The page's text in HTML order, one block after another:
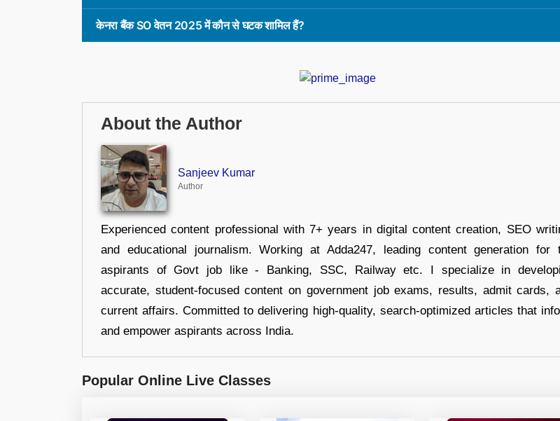
केनरा बैंक SO वेतन 2025 में कौन से घटक शामिल हैं?
About the Author
Sanjeev Kumar
Author
Experienced content professional with 7+ years in digital content creation, SEO
and educational journalism. Working at Adda247, leading content generation for
aspirants of Govt job like - Banking, SSC, Railway etc. I specialize in
accurate, student-focused content on government job exams, results, admit cards,
current affairs. Committed to delivering high-quality, search-optimized articles that
and empower aspirants across India.
Popular Online Live Classes